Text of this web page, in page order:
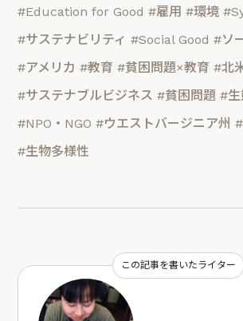
#Education for Good #雇用 #環境
#サステナビリティ #Social Good #ソ
#アメリカ #教育 #貧困問題×教育 #北
#サステナブルビジネス #貧困問題 #生
#NPO・NGO #ウエストバージニア州
#生物多様性
この記事を書いたライター